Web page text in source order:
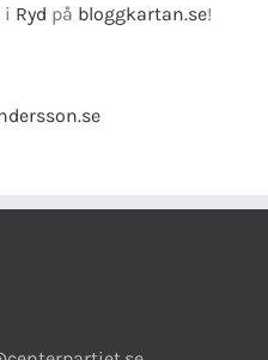
i Ryd på bloggkartan.se!